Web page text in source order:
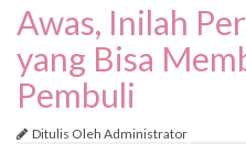
Awas, Inilah
yang Bisa
Pembuli
Ditulis Oleh Administrator